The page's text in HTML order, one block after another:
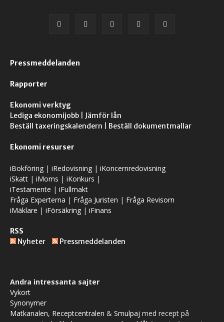
Pressmeddelanden
Rapporter
Ekonomi verktyg
Lediga ekonomijobb
Jämför lån
Beställ taxeringskalendern
Beställ dokumentmallar
Ekonomi resurser
iBokföring | iRedovisning | iKoncernredovisning
iSkatt | iMoms | iKonkurs |
iTestamente | iFullmakt
Fråga Experterna | Fråga Juristen | Fråga Revisorn
iMäklare | iFörsäkring | iFinans
RSS
Nyheter
Pressmeddelanden
Andra intressanta sajter
Vykort
Synonymer
Matkanalen, Receptcentralen & Smulpaj med recept på